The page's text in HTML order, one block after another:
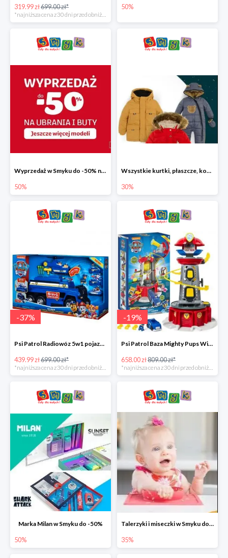
319.99 zł699.00 zł* 50%
Wyprzedaż w Smyku do -50% na ubrania i buty
50%
Wszystkie kurtki, płaszcze, kombinezony i spodnie narciarskie -30%
30%
-37%
Psi Patrol Radiowóz 5w1 pojazd ratunkowy z figurką Chase'a -37%
439.99 zł699.00 zł*
-19%
Psi Patrol Baza Mighty Pups Wieża obserwacyjna+pojazd z figurką -19%
658.00 zł809.00 zł*
Marka Milan w Smyku do -50%
50%
Talerzyki i miseczki w Smyku do -35%
35%